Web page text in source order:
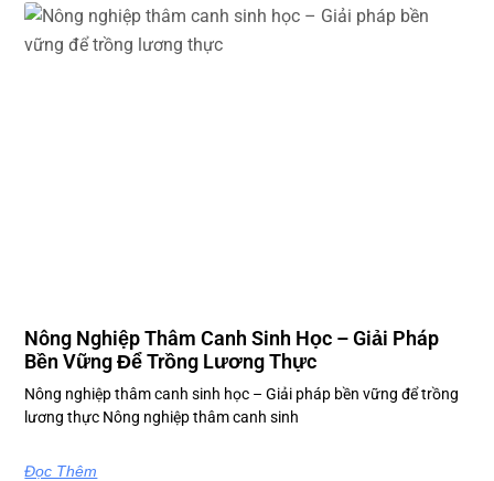
Nông Nghiệp Thâm Canh Sinh Học – Giải Pháp
Bền Vững Để Trồng Lương Thực
Nông nghiệp thâm canh sinh học – Giải pháp bền vững để trồng
lương thực Nông nghiệp thâm canh sinh
Đọc Thêm